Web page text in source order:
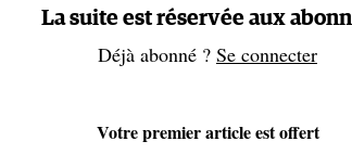
relier tous les sommets et de passer au
je savais que les possibilités d’y parvenir
La suite est réservée aux
Déjà abonné ? Se connecter
Votre premier article est offert